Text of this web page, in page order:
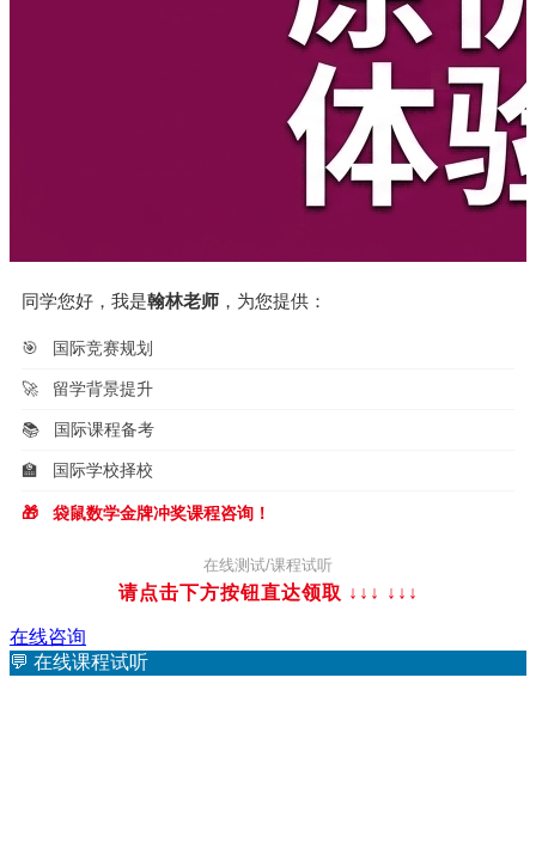
同学您好，我是翰林老师 ，为您提供：
🎯 国际竞赛规划
🚀 留学背景提升
📚 国际课程备考
🏫 国际学校择校
🎁 袋鼠数学金牌冲奖课程咨询！
在线测试/课程试听
请点击下方按钮直达领取 ↓↓↓ ↓↓↓
在线咨询
💬 在线课程试听